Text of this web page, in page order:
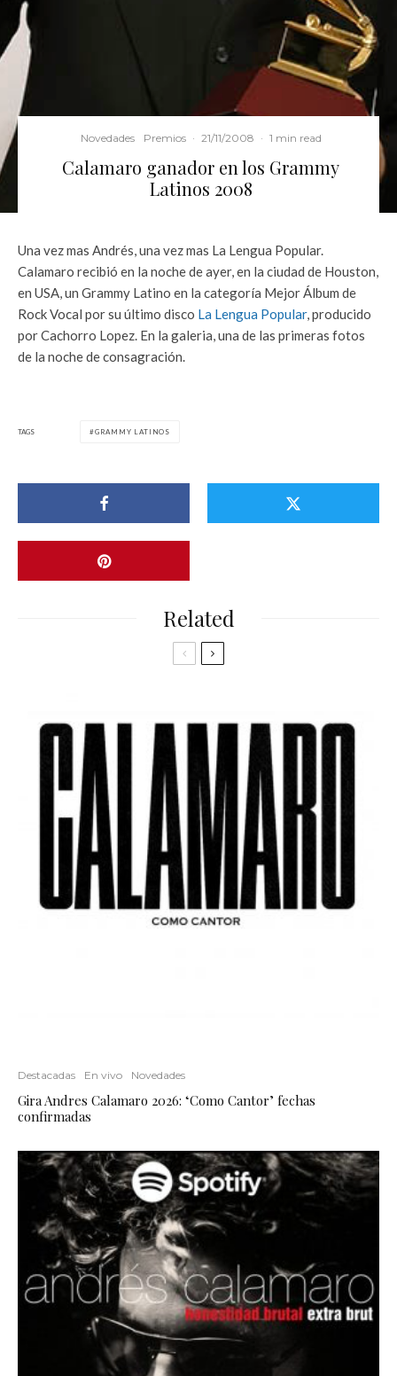
Novedades Premios · 21/11/2008 · 1 min read
Calamaro ganador en los Grammy
Latinos 2008
Una vez mas Andrés, una vez mas La Lengua Popular.
Calamaro recibió en la noche de ayer, en la ciudad de Houston,
en USA, un Grammy Latino en la categoría Mejor Álbum de
Rock Vocal por su último disco La Lengua Popular, producido
por Cachorro Lopez. En la galeria, una de las primeras fotos
de la noche de consagración.
TAGS GRAMMY LATINOS
Related
Destacadas En vivo Novedades
Gira Andres Calamaro 2026: ‘Como Cantor’ fechas
confirmadas